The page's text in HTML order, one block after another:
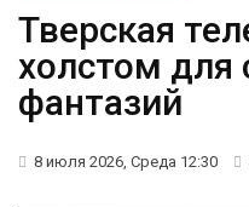
Тверская
холстом для
фантазий
8 июля 2026, Среда 12:30